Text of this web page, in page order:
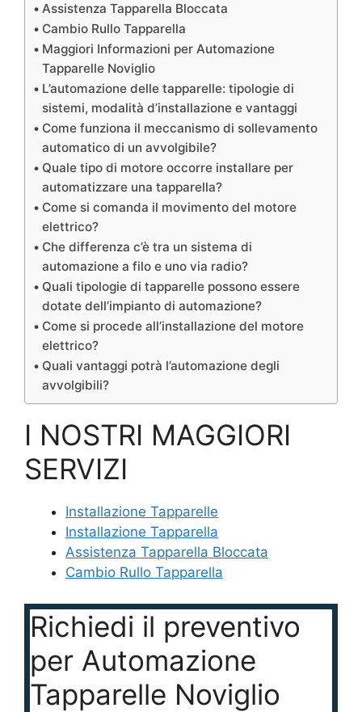
Assistenza Tapparella Bloccata
Cambio Rullo Tapparella
Maggiori Informazioni per Automazione
Tapparelle Noviglio
L’automazione delle tapparelle: tipologie di
sistemi, modalità d’installazione e vantaggi
Come funziona il meccanismo di sollevamento
automatico di un avvolgibile?
Quale tipo di motore occorre installare per
automatizzare una tapparella?
Come si comanda il movimento del motore
elettrico?
Che differenza c’è tra un sistema di
automazione a filo e uno via radio?
Quali tipologie di tapparelle possono essere
dotate dell’impianto di automazione?
Come si procede all’installazione del motore
elettrico?
Quali vantaggi potrà l’automazione degli
avvolgibili?
I NOSTRI MAGGIORI
SERVIZI
Installazione Tapparelle
Installazione Tapparella
Assistenza Tapparella Bloccata
Cambio Rullo Tapparella
Richiedi il preventivo
per Automazione
Tapparelle Noviglio